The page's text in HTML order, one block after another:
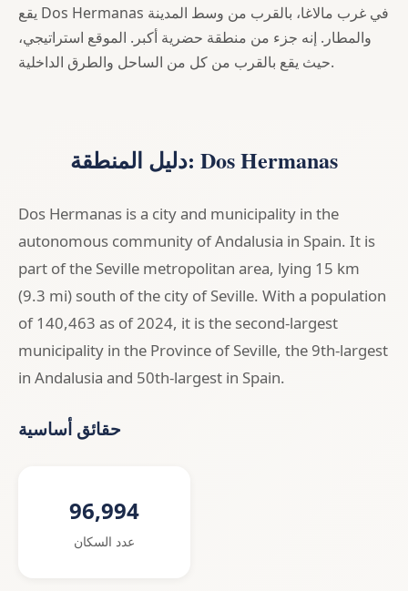
يقع Dos Hermanas في غرب مالاغا، بالقرب من وسط المدينة
والمطار. إنه جزء من منطقة حضرية أكبر. الموقع استراتيجي،
حيث يقع بالقرب من كل من الساحل والطرق الداخلية.
دليل المنطقة: Dos Hermanas
Dos Hermanas is a city and municipality in the
autonomous community of Andalusia in Spain. It is
part of the Seville metropolitan area, lying 15 km
(9.3 mi) south of the city of Seville. With a population
of 140,463 as of 2024, it is the second-largest
municipality in the Province of Seville, the 9th-largest
in Andalusia and 50th-largest in Spain.
حقائق أساسية
96,994
عدد السكان